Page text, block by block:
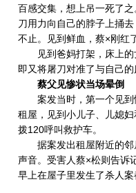
百感交集，想上吊一死了
刀用力向自己的脖子上捅
不止。见到鲜血，蔡×刚红
见到爸妈打架，床上的
即又将屠刀对准了与自己
蔡父见惨状当场晕倒
案发当时，第一个见到
租屋，见到小儿子、儿媳
拨120呼叫救护车。
据案发出租屋附近的邻
声音。受害人蔡×松则告诉
早上在屋子里发生了杀人